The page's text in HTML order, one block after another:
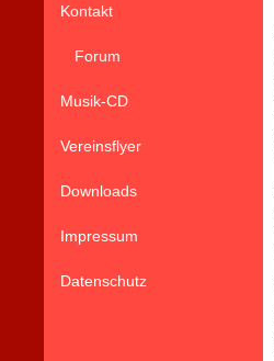
Kontakt
Forum
Musik-CD
Vereinsflyer
Downloads
Impressum
Datenschutz